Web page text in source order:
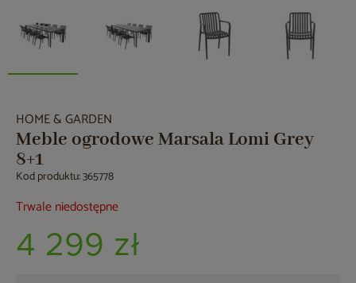
HOME & GARDEN
Meble ogrodowe Marsala Lomi Grey
8+1
Kod produktu: 365778
Trwale niedostępne
4 299 zł